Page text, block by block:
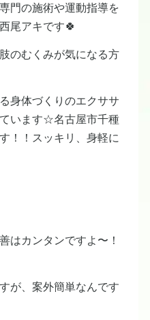
門の施術や運動指導を
尾アキです🍀
のむくみが気になる方
身体づくりのエクササ
います☆名古屋市千種
！！スッキリ、身軽に
はカンタンですよ〜！
が、案外簡単なんです